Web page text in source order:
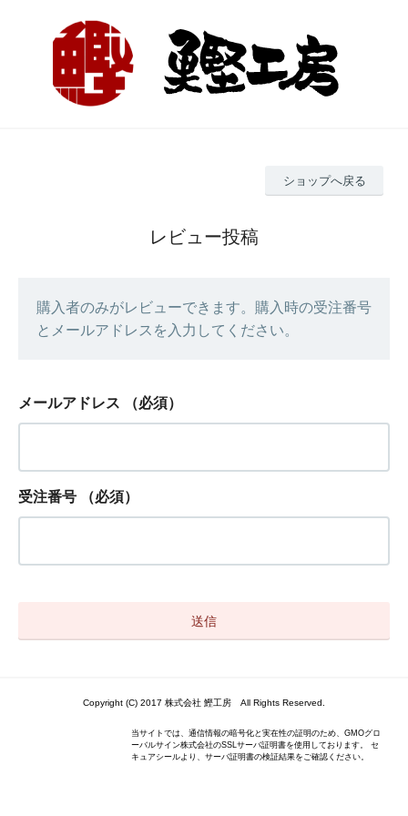
ショップへ戻る
レビュー投稿
購入者のみがレビューできます。購入時の受注番号
とメールアドレスを入力してください。
メールアドレス （必須）
受注番号 （必須）
Copyright (C) 2017 株式会社 鰹工房 All Rights Reserved.
当サイトでは、通信情報の暗号化と実在性の証明のため、GMOグロ
ーバルサイン株式会社のSSLサーバ証明書を使用しております。 セ
キュアシールより、サーバ証明書の検証結果をご確認ください。